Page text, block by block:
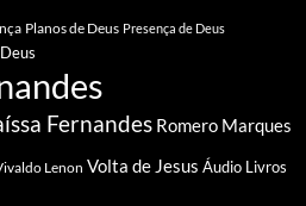
Planos de Deus Presença de Deus
Fernandes Romero Marques
Lenon Volta de Jesus Áudio Livros